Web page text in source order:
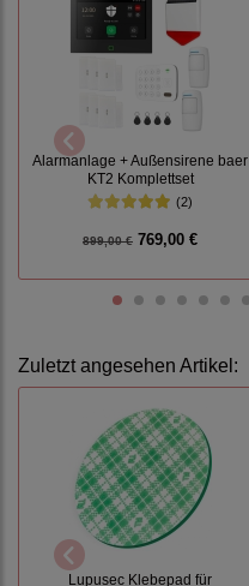
Alarmanlage + Außensirene baer
KT2 Komplettset
(2)
899,00 € 769,00 €
Zuletzt angesehen Artikel:
Lupusec Klebepad für